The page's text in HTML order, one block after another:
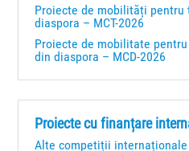
Proiecte de mobilități
diaspora – MCT-2026
Proiecte de mobilitate
din diaspora – MCD-2026
Proiecte cu finanțare
Alte competiții internaționale